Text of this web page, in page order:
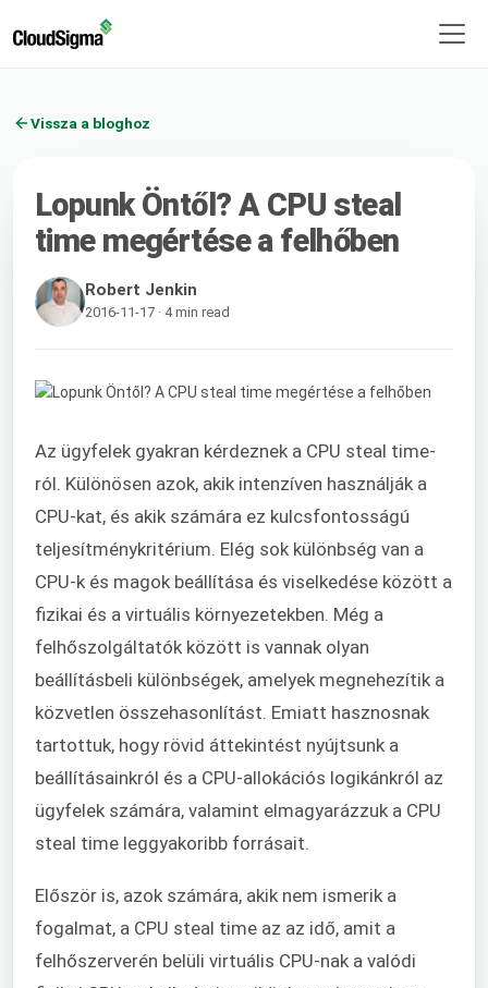
Vissza a bloghoz
Lopunk Öntől? A CPU steal
time megértése a felhőben
Robert Jenkin
2016-11-17 · 4 min read
Az ügyfelek gyakran kérdeznek a CPU steal time-
ról. Különösen azok, akik intenzíven használják a
CPU-kat, és akik számára ez kulcsfontosságú
teljesítménykritérium. Elég sok különbség van a
CPU-k és magok beállítása és viselkedése között a
fizikai és a virtuális környezetekben. Még a
felhőszolgáltatók között is vannak olyan
beállításbeli különbségek, amelyek megnehezítik a
közvetlen összehasonlítást. Emiatt hasznosnak
tartottuk, hogy rövid áttekintést nyújtsunk a
beállításainkról és a CPU-allokációs logikánkról az
ügyfelek számára, valamint elmagyarázzuk a CPU
steal time leggyakoribb forrásait.
Először is, azok számára, akik nem ismerik a
fogalmat, a CPU steal time az az idő, amit a
felhőszerverén belüli virtuális CPU-nak a valódi